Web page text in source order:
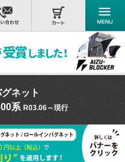
ネット
系 R03.06～現行